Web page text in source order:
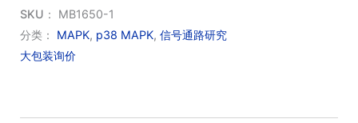
数
量
SKU： MB1650-1
分类： MAPK, p38 MAPK, 信号通路研究
大包装询价